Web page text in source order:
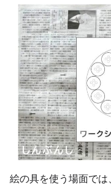
絵の具を使う場面で